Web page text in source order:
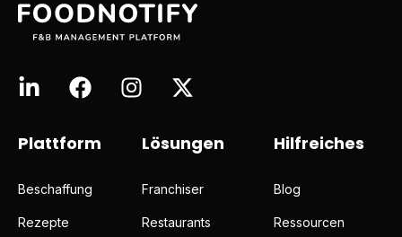
Plattform
Beschaffung
Rezepte
Lösungen
Franchiser
Restaurants
Hilfreiches
Blog
Ressourcen